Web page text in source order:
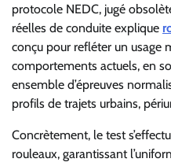
protocole NEDC, jugé
réelles de conduite explique
conçu pour refléter un usage
comportements actuels, en
ensemble d’épreuves
profils de trajets urbains,
Concrètement, le test
rouleaux, garantissant